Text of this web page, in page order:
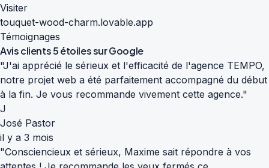
Visiter
touquet-wood-charm.lovable.app
Témoignages
Avis clients5 étoiles sur Google
"J'ai apprécié le sérieux et l'efficacité de l'agence TEMPO,
notre projet web a été parfaitement accompagné du début
à la fin. Je vous recommande vivement cette agence."
J
José Pastor
il y a 3 mois
"Consciencieux et sérieux, Maxime sait répondre à vos